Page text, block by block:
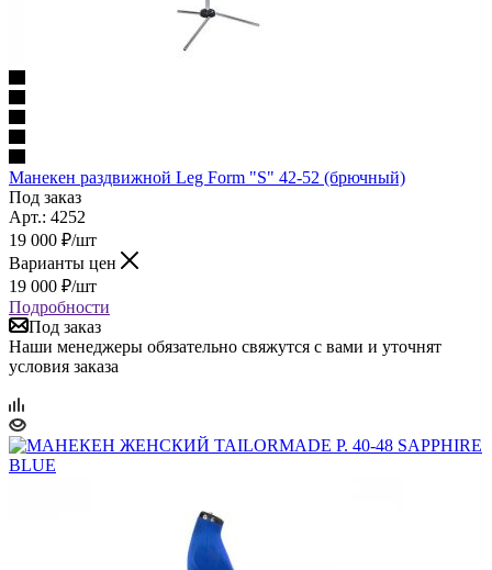
Манекен раздвижной Leg Form "S" 42-52 (брючный)
Под заказ
Арт.: 4252
19 000 ₽/шт
Варианты цен
19 000 ₽/шт
Подробности
Под заказ
Наши менеджеры обязательно свяжутся с вами и уточнят
условия заказа